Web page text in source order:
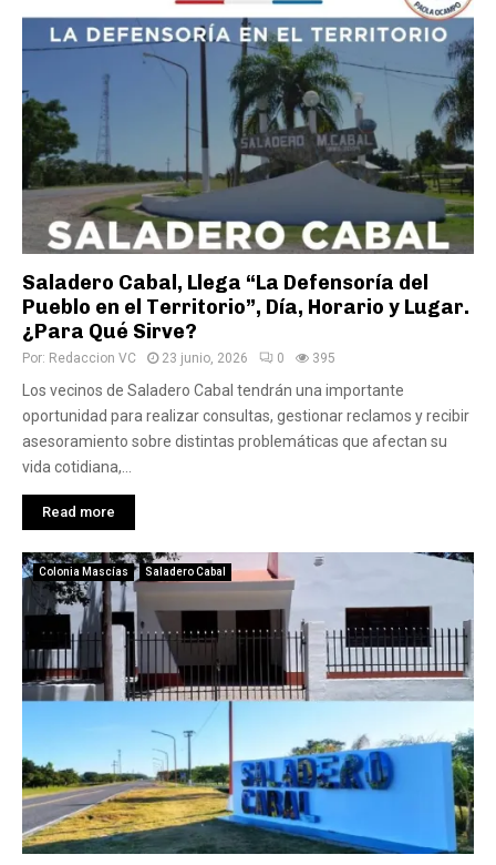
Saladero Cabal, Llega “La Defensoría del
Pueblo en el Territorio”, Día, Horario y Lugar.
¿Para Qué Sirve?
Por: Redaccion VC 23 junio, 2026 0 395
Los vecinos de Saladero Cabal tendrán una importante
oportunidad para realizar consultas, gestionar reclamos y recibir
asesoramiento sobre distintas problemáticas que afectan su
vida cotidiana,...
Read more
Colonia Mascías Saladero Cabal